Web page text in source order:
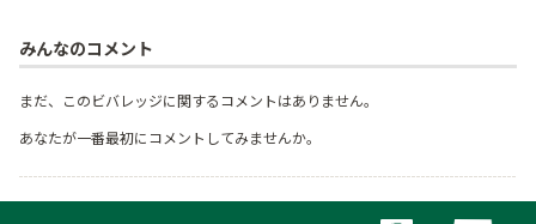
みんなのコメント
まだ、このビバレッジに関するコメントはありません。
あなたが一番最初にコメントしてみませんか。